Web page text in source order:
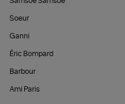
Soeur
Ganni
Éric Bompard
Barbour
Ami Paris